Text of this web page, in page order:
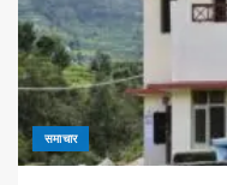
समाचार